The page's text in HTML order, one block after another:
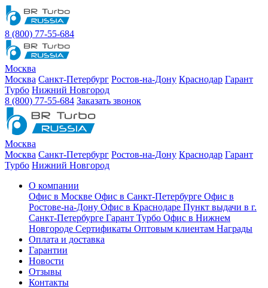
8 (800) 77-55-684
Москва
Москва Санкт-Петербург Ростов-на-Дону Краснодар Гарант
Турбо Нижний Новгород
8 (800) 77-55-684 Заказать звонок
Москва
Москва Санкт-Петербург Ростов-на-Дону Краснодар Гарант
Турбо Нижний Новгород
О компании
Офис в Москве Офис в Санкт-Петербурге Офис в
Ростове-на-Дону Офис в Краснодаре Пункт выдачи в г.
Санкт-Петербурге Гарант Турбо Офис в Нижнем
Новгороде Сертификаты Оптовым клиентам Награды
Оплата и доставка
Гарантии
Новости
Отзывы
Контакты